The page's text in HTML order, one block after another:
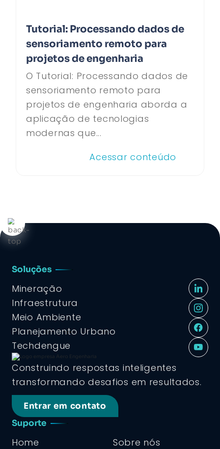
Tutorial: Processando dados de
sensoriamento remoto para
projetos de engenharia
O Tutorial: Processando dados de
sensoriamento remoto para
projetos de engenharia aborda a
aplicação de tecnologias
modernas que...
Acessar conteúdo
Construindo respostas inteligentes
transformando desafios em resultados.
Entrar em contato
Suporte
Home
Sobre nós
Soluções
Mineração
Infraestrutura
Meio Ambiente
Planejamento Urbano
Techdengue